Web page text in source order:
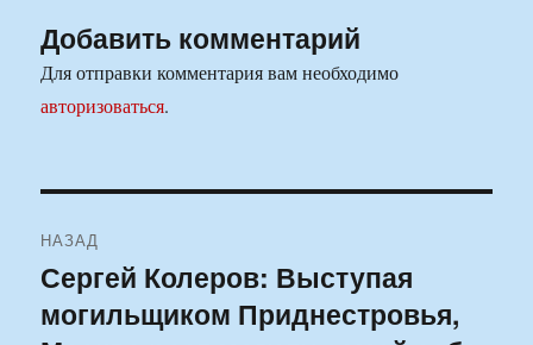
Добавить комментарий
Для отправки комментария вам необходимо
авторизоваться.
по
записям
НАЗАД
Предыдущая
запись:
Сергей Колеров: Выступая
могильщиком Приднестровья,